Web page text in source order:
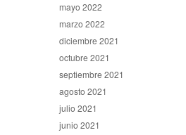
mayo 2022
marzo 2022
diciembre 2021
octubre 2021
septiembre 2021
agosto 2021
julio 2021
junio 2021